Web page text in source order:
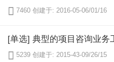
 7460 创建于: 2016-05-06/01/16
 5239 创建于: 2015-43-09/26/15